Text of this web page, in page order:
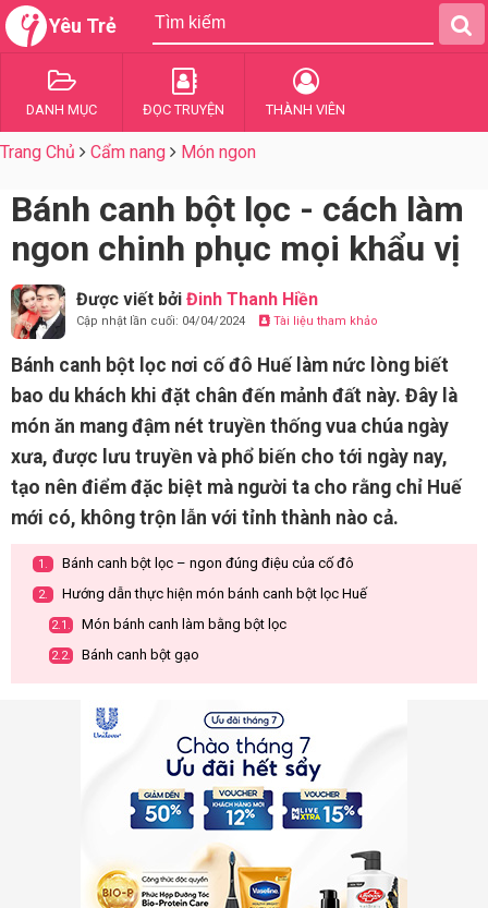
Yêu Trẻ
DANH MỤC ĐỌC TRUYỆN THÀNH VIÊN
Trang Chủ Cẩm nang Món ngon
Bánh canh bột lọc - cách làm
ngon chinh phục mọi khẩu vị
Được viết bởi Đinh Thanh Hiền
Cập nhật lần cuối: 04/04/2024 Tài liệu tham khảo
Bánh canh bột lọc nơi cố đô Huế làm nức lòng biết
bao du khách khi đặt chân đến mảnh đất này. Đây là
món ăn mang đậm nét truyền thống vua chúa ngày
xưa, được lưu truyền và phổ biến cho tới ngày nay,
tạo nên điểm đặc biệt mà người ta cho rằng chỉ Huế
mới có, không trộn lẫn với tỉnh thành nào cả.
1. Bánh canh bột lọc – ngon đúng điệu của cố đô
2. Hướng dẫn thực hiện món bánh canh bột lọc Huế
2.1. Món bánh canh làm bằng bột lọc
2.2. Bánh canh bột gạo